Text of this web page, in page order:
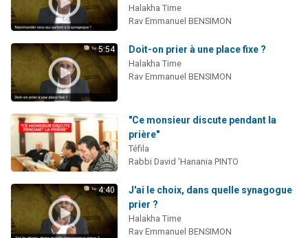
Halakha Time
Rav Emmanuel BENSIMON
5:54 Doit-on prier à une place fixe ?
Halakha Time
Rav Emmanuel BENSIMON
"Ce monsieur discute pendant la
prière"
Téfila
Rabbi David 'Hanania PINTO
4:40
J'ai le choix, dans quelle synagogue
prier ?
Halakha Time
Rav Emmanuel BENSIMON